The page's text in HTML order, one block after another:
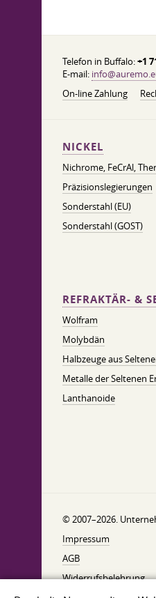
Telefon in Buffalo:+1
E-mail:
On-line Zahlung
NICKEL
Nichrome, FeСrAl,
Präzisionslegierungen
Sonderstahl (EU)
Sonderstahl (GOST)
REFRAKTÄR- &
Wolfram
Molybdän
Halbzeuge aus
Metalle der Seltenen
Lanthanoide
© 2007–2026.
Impressum
AGB
Widerrufsbelehrung